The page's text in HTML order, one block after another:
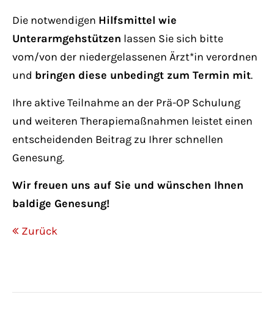
massa. Cum sociis natoque penatibus et
magnis dis parturient montes, nascetur
ridiculus mus. Donec quam felis, ultricies
Die notwendigen Hilfsmittel wie
Unterarmgehstützen lassen Sie sich bitte
vom/von der niedergelassenen Ärzt*in verordnen
und bringen diese unbedingt zum Termin mit.
Ihre aktive Teilnahme an der Prä-OP Schulung
und weiteren Therapiemaßnahmen leistet einen
entscheidenden Beitrag zu Ihrer schnellen
Genesung.
Wir freuen uns auf Sie und wünschen Ihnen
baldige Genesung!
Zurück